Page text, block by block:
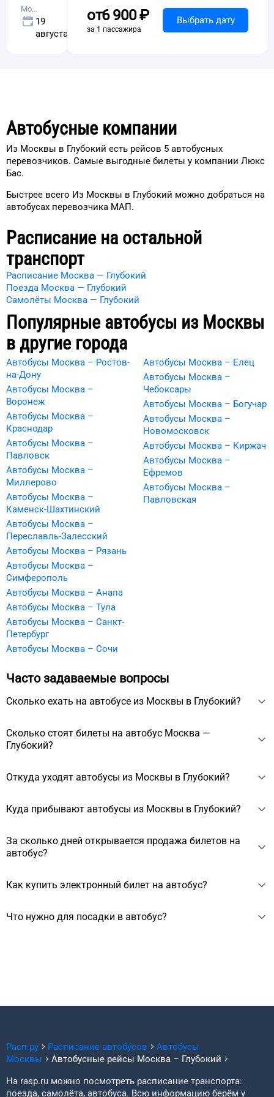
Москва
19
августа
от6 ⁠900 ⁠₽
за 1 пассажира
Выбрать дату
Автобусные компании
Из Москвы в Глубокий есть рейсов 5 автобусных
перевозчиков. Самые выгодные билеты у компании Люкс
Бас.
Быстрее всего Из Москвы в Глубокий можно добраться на
автобусах перевозчика МАП.
Расписание на остальной
транспорт
Расписание Москва — Глубокий
Поезда Москва — Глубокий
Самолёты Москва — Глубокий
Популярные автобусы из Москвы
в другие города
Автобусы Москва – Ростов-
на-Дону
Автобусы Москва –
Воронеж
Автобусы Москва –
Краснодар
Автобусы Москва –
Павловск
Автобусы Москва –
Миллерово
Автобусы Москва –
Каменск-Шахтинский
Автобусы Москва –
Переславль-Залесский
Автобусы Москва – Елец
Автобусы Москва –
Чебоксары
Автобусы Москва – Богучар
Автобусы Москва –
Новомосковск
Автобусы Москва – Киржач
Автобусы Москва –
Ефремов
Автобусы Москва –
Павловская
Автобусы Москва – Рязань
Автобусы Москва –
Симферополь
Автобусы Москва – Анапа
Автобусы Москва – Тула
Автобусы Москва – Санкт-
Петербург
Автобусы Москва – Сочи
Часто задаваемые вопросы
Сколько ехать на автобусе из Москвы в Глубокий?
примерно 11 ч 10 мин. Самый быстрый автобусный
перевозчик МАП — едет 11 ч 10 мин и выезжает в 20:00.
Сколько стоят билеты на автобус Москва —
Глубокий?
отправления. Цены начинаются от 3220 ₽.
Откуда уходят автобусы из Москвы в Глубокий?
отправиться со следующих вокзалов/станций:
Новоясеневская и Автовокзал Красногвардейский.
Куда прибывают автобусы из Москвы в Глубокий?
станции Глубокого: ост. Глубокий.
За сколько дней открывается продажа билетов на
автобус?
направления открывается примерно за 10 суток до
несколько месяцев, зависит от перевозчика.
Как купить электронный билет на автобус?
Для покупки нужно выбрать дату отправления, автобус,
Что нужно для посадки в автобус?
Расп.ру Расписание автобусов
Автобусы
Москвы
Автобусные рейсы Москва – Глубокий
На rasp.ru можно посмотреть расписание транспорта:
поезда, самолёта, автобуса. Всю информацию берём у